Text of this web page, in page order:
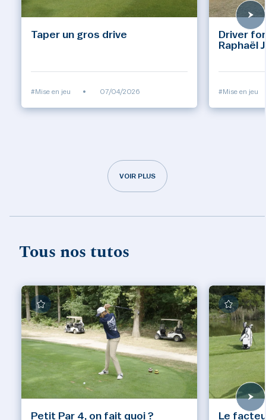
Taper un gros drive
#Mise en jeu • 07/04/2026
Driver
Raphaël
#Mise en jeu
VOIR PLUS
Tous nos tutos
Petit Par 4, on fait quoi ? Le